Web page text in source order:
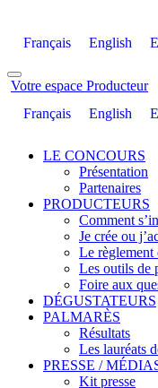
Français English
Votre espace Producteur
Français
English
LE CONCOURS
Présentation
Partenaires
PRODUCTEURS
Comment
Je crée ou
Le règlement
Les outils de
Foire aux
DÉGUSTATEURS
PALMARÈS
Résultats
Les lauréats
PRESSE /
Kit presse